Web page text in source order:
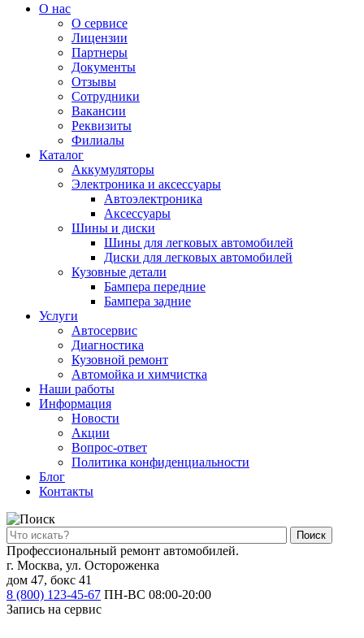
О нас
О сервисе
Лицензии
Партнеры
Документы
Отзывы
Сотрудники
Вакансии
Реквизиты
Филиалы
Каталог
Аккумуляторы
Электроника и аксессуары
Автоэлектроника
Аксессуары
Шины и диски
Шины для легковых автомобилей
Диски для легковых автомобилей
Кузовные детали
Бампера передние
Бампера задние
Услуги
Автосервис
Диагностика
Кузовной ремонт
Автомойка и химчистка
Наши работы
Информация
Новости
Акции
Вопрос-ответ
Политика конфиденциальности
Блог
Контакты
Поиск
Профессиональный ремонт автомобилей.
г. Москва, ул. Остороженка
дом 47, бокс 41
8 (800) 123-45-67 ПН-ВС 08:00-20:00
Запись на сервис